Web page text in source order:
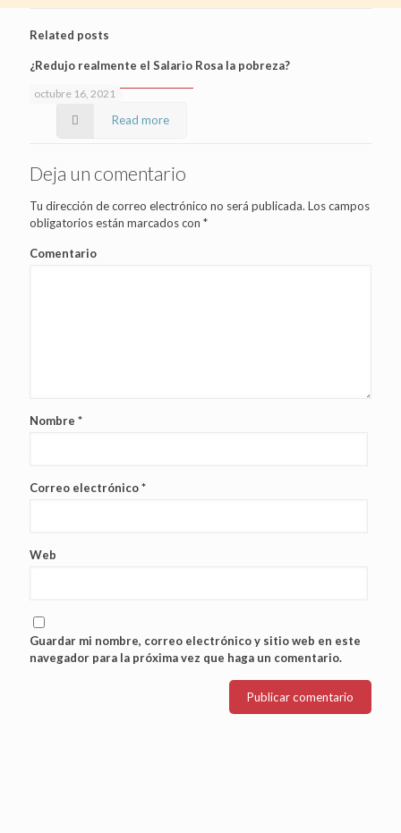
Related posts
octubre 16, 2021
¿Redujo realmente el Salario Rosa la pobreza?
Read more
Deja un comentario
Tu dirección de correo electrónico no será publicada. Los campos
obligatorios están marcados con *
Comentario
Nombre *
Correo electrónico*
Web
Guardar mi nombre, correo electrónico y sitio web en este
navegador para la próxima vez que haga un comentario.